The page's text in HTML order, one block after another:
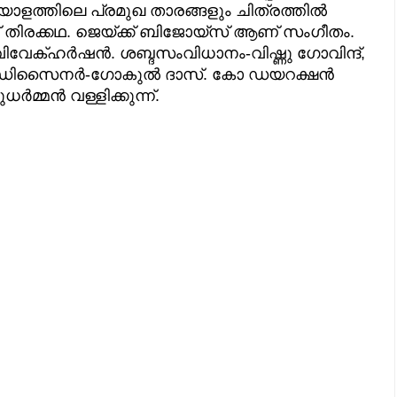
പ്രമുഖ താരങ്ങളും ചിത്രത്തിൽ
ജെയ്‌ക്ക് ബിജോയ്സ് ആണ് സംഗീതം.
ശബ്ദസംവിധാനം-വിഷ്ണു ഗോവിന്ദ്,
ഡിസൈനർ-ഗോകുൽ ദാസ്. കോ ഡയറക്ഷൻ
വള്ളിക്കുന്ന്.